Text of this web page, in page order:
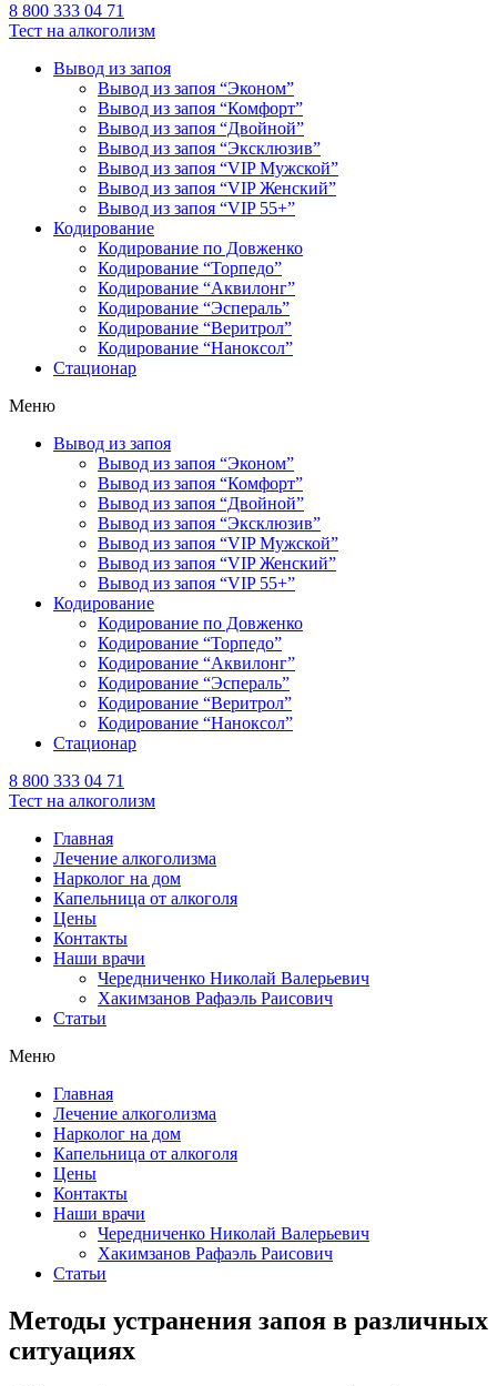
8 800 333 04 71
Тест на алкоголизм
Вывод из запоя
Вывод из запоя “Эконом”
Вывод из запоя “Комфорт”
Вывод из запоя “Двойной”
Вывод из запоя “Эксклюзив”
Вывод из запоя “VIP Мужской”
Вывод из запоя “VIP Женский”
Вывод из запоя “VIP 55+”
Кодирование
Кодирование по Довженко
Кодирование “Торпедо”
Кодирование “Аквилонг”
Кодирование “Эспераль”
Кодирование “Веритрол”
Кодирование “Наноксол”
Стационар
Меню
Вывод из запоя
Вывод из запоя “Эконом”
Вывод из запоя “Комфорт”
Вывод из запоя “Двойной”
Вывод из запоя “Эксклюзив”
Вывод из запоя “VIP Мужской”
Вывод из запоя “VIP Женский”
Вывод из запоя “VIP 55+”
Кодирование
Кодирование по Довженко
Кодирование “Торпедо”
Кодирование “Аквилонг”
Кодирование “Эспераль”
Кодирование “Веритрол”
Кодирование “Наноксол”
Стационар
8 800 333 04 71
Тест на алкоголизм
Главная
Лечение алкоголизма
Нарколог на дом
Капельница от алкоголя
Цены
Контакты
Наши врачи
Чередниченко Николай Валерьевич
Хакимзанов Рафаэль Раисович
Статьи
Меню
Главная
Лечение алкоголизма
Нарколог на дом
Капельница от алкоголя
Цены
Контакты
Наши врачи
Чередниченко Николай Валерьевич
Хакимзанов Рафаэль Раисович
Статьи
Методы устранения запоя в различных
ситуациях